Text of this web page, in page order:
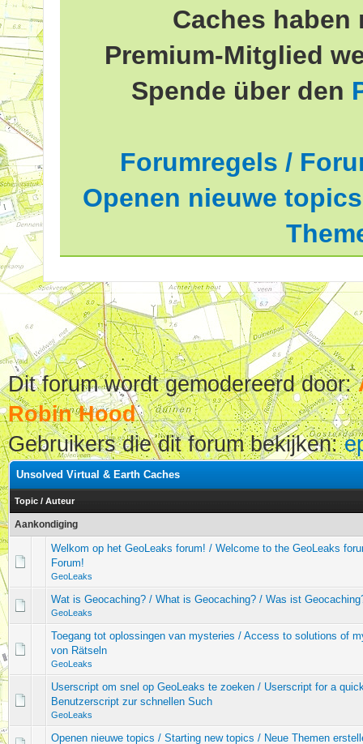
Caches haben
Premium-Mitglied
Spende über den
Forumregels /
Openen nieuwe
Dit forum wordt gemodereerd door:
Robin Hood
Gebruikers die dit forum bekijken:
Unsolved Virtual & Earth Caches
Topic / Auteur
Aankondiging
Welkom op het GeoLeaks forum! / Welcome to the GeoLeaks
Forum!
GeoLeaks
Wat is Geocaching? / What is Geocaching? / Was ist
GeoLeaks
Toegang tot oplossingen van mysteries / Access to solutions of
von Rätseln
GeoLeaks
Userscript om snel op GeoLeaks te zoeken / Userscript for a
Benutzerscript zur schnellen Such
GeoLeaks
Openen nieuwe topics / Starting new topics / Neue Themen